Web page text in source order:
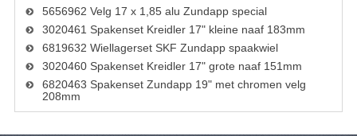
VOORVORK 517
VOORVORK 529 TROMMEL
VOORVORK 530 SCHIJFREM
5656962 Velg 17 x 1,85 alu Zundapp special
3020461 Spakenset Kreidler 17" kleine naaf 183mm
6819632 Wiellagerset SKF Zundapp spaakwiel
3020460 Spakenset Kreidler 17" grote naaf 151mm
6820463 Spakenset Zundapp 19" met chromen velg
208mm